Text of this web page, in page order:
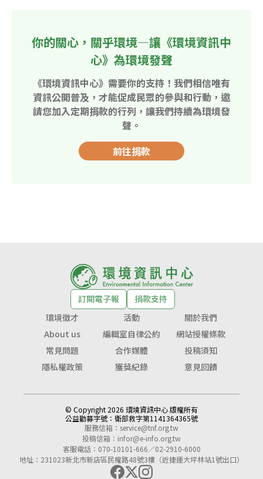
你的關心，關乎環境—讓《環境資訊中
心》為環境發聲
《環境資訊中心》需要你的支持！我們相信唯有
資訊公開普及，才能促成民眾的參與和行動，邀
請您加入定期捐款的行列，讓我們持續為環境發
聲。
前往捐款
訂閱電子報
捐款支持
環境徵才
活動
關於我們
About us
編輯室自律公約
網站授權條款
常見問題
合作媒體
投稿須知
隱私權政策
獲獎紀錄 意見回饋
© Copyright 2026 環境資訊中心 版權所有
公益勸募字號： 衛部救字第1141364365號
服務信箱： service@tnf.org.tw
投稿信箱： infor@e-info.org.tw
客服電話：070-10101-666／02-2910-6000
地址：231023新北市新店區民權路48號3樓（近捷運大坪林站1號出口）